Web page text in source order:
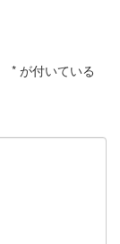
* が付いている